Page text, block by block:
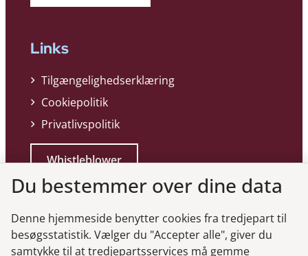
Links
Tilgængelighedserklæring
Cookiepolitik
Privatlivspolitik
Whistleblower
Du bestemmer over dine data
Denne hjemmeside benytter cookies fra tredjepart til
besøgsstatistik. Vælger du "Accepter alle", giver du
samtykke til at tredjepartsservices må gemme